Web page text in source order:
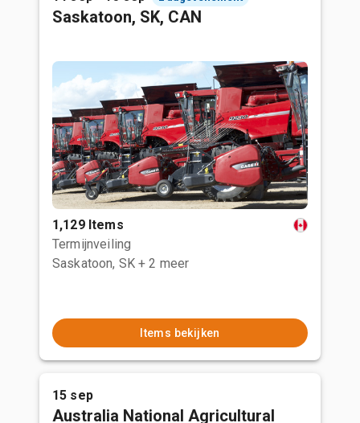
Saskatoon, SK, CAN
1,129 Items
Termijnveiling
Saskatoon, SK + 2 meer
Items bekijken
15 sep
Australia National Agricultural